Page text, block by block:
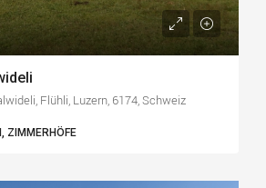
Flühli, Luzern, 6174, Schweiz
ZIMMERHÖFE